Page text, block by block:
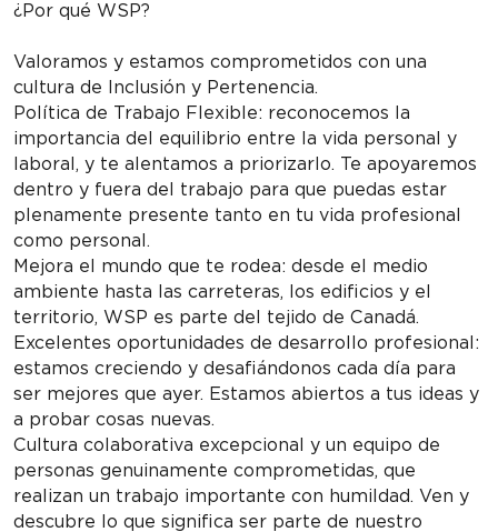
¿Por qué WSP?
Valoramos y estamos comprometidos con una
cultura de Inclusión y Pertenencia.
Política de Trabajo Flexible: reconocemos la
importancia del equilibrio entre la vida personal y
laboral, y te alentamos a priorizarlo. Te apoyaremos
dentro y fuera del trabajo para que puedas estar
plenamente presente tanto en tu vida profesional
como personal.
Mejora el mundo que te rodea: desde el medio
ambiente hasta las carreteras, los edificios y el
territorio, WSP es parte del tejido de Canadá.
Excelentes oportunidades de desarrollo profesional:
estamos creciendo y desafiándonos cada día para
ser mejores que ayer. Estamos abiertos a tus ideas y
a probar cosas nuevas.
Cultura colaborativa excepcional y un equipo de
personas genuinamente comprometidas, que
realizan un trabajo importante con humildad. Ven y
descubre lo que significa ser parte de nuestro